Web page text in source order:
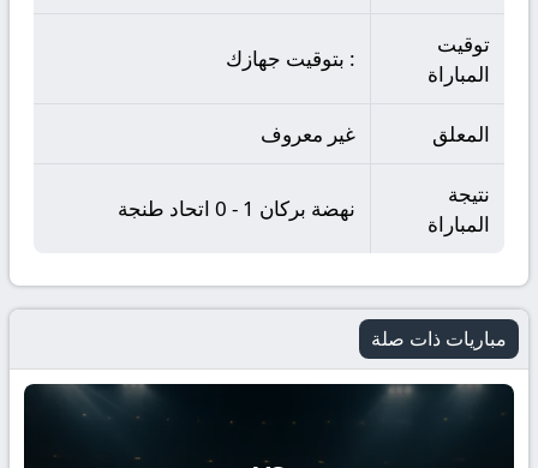
توقيت
المباراة
: بتوقيت جهازك
المعلق غير معروف
نتيجة
المباراة
نهضة بركان 1 - 0 اتحاد طنجة
مباريات ذات صلة